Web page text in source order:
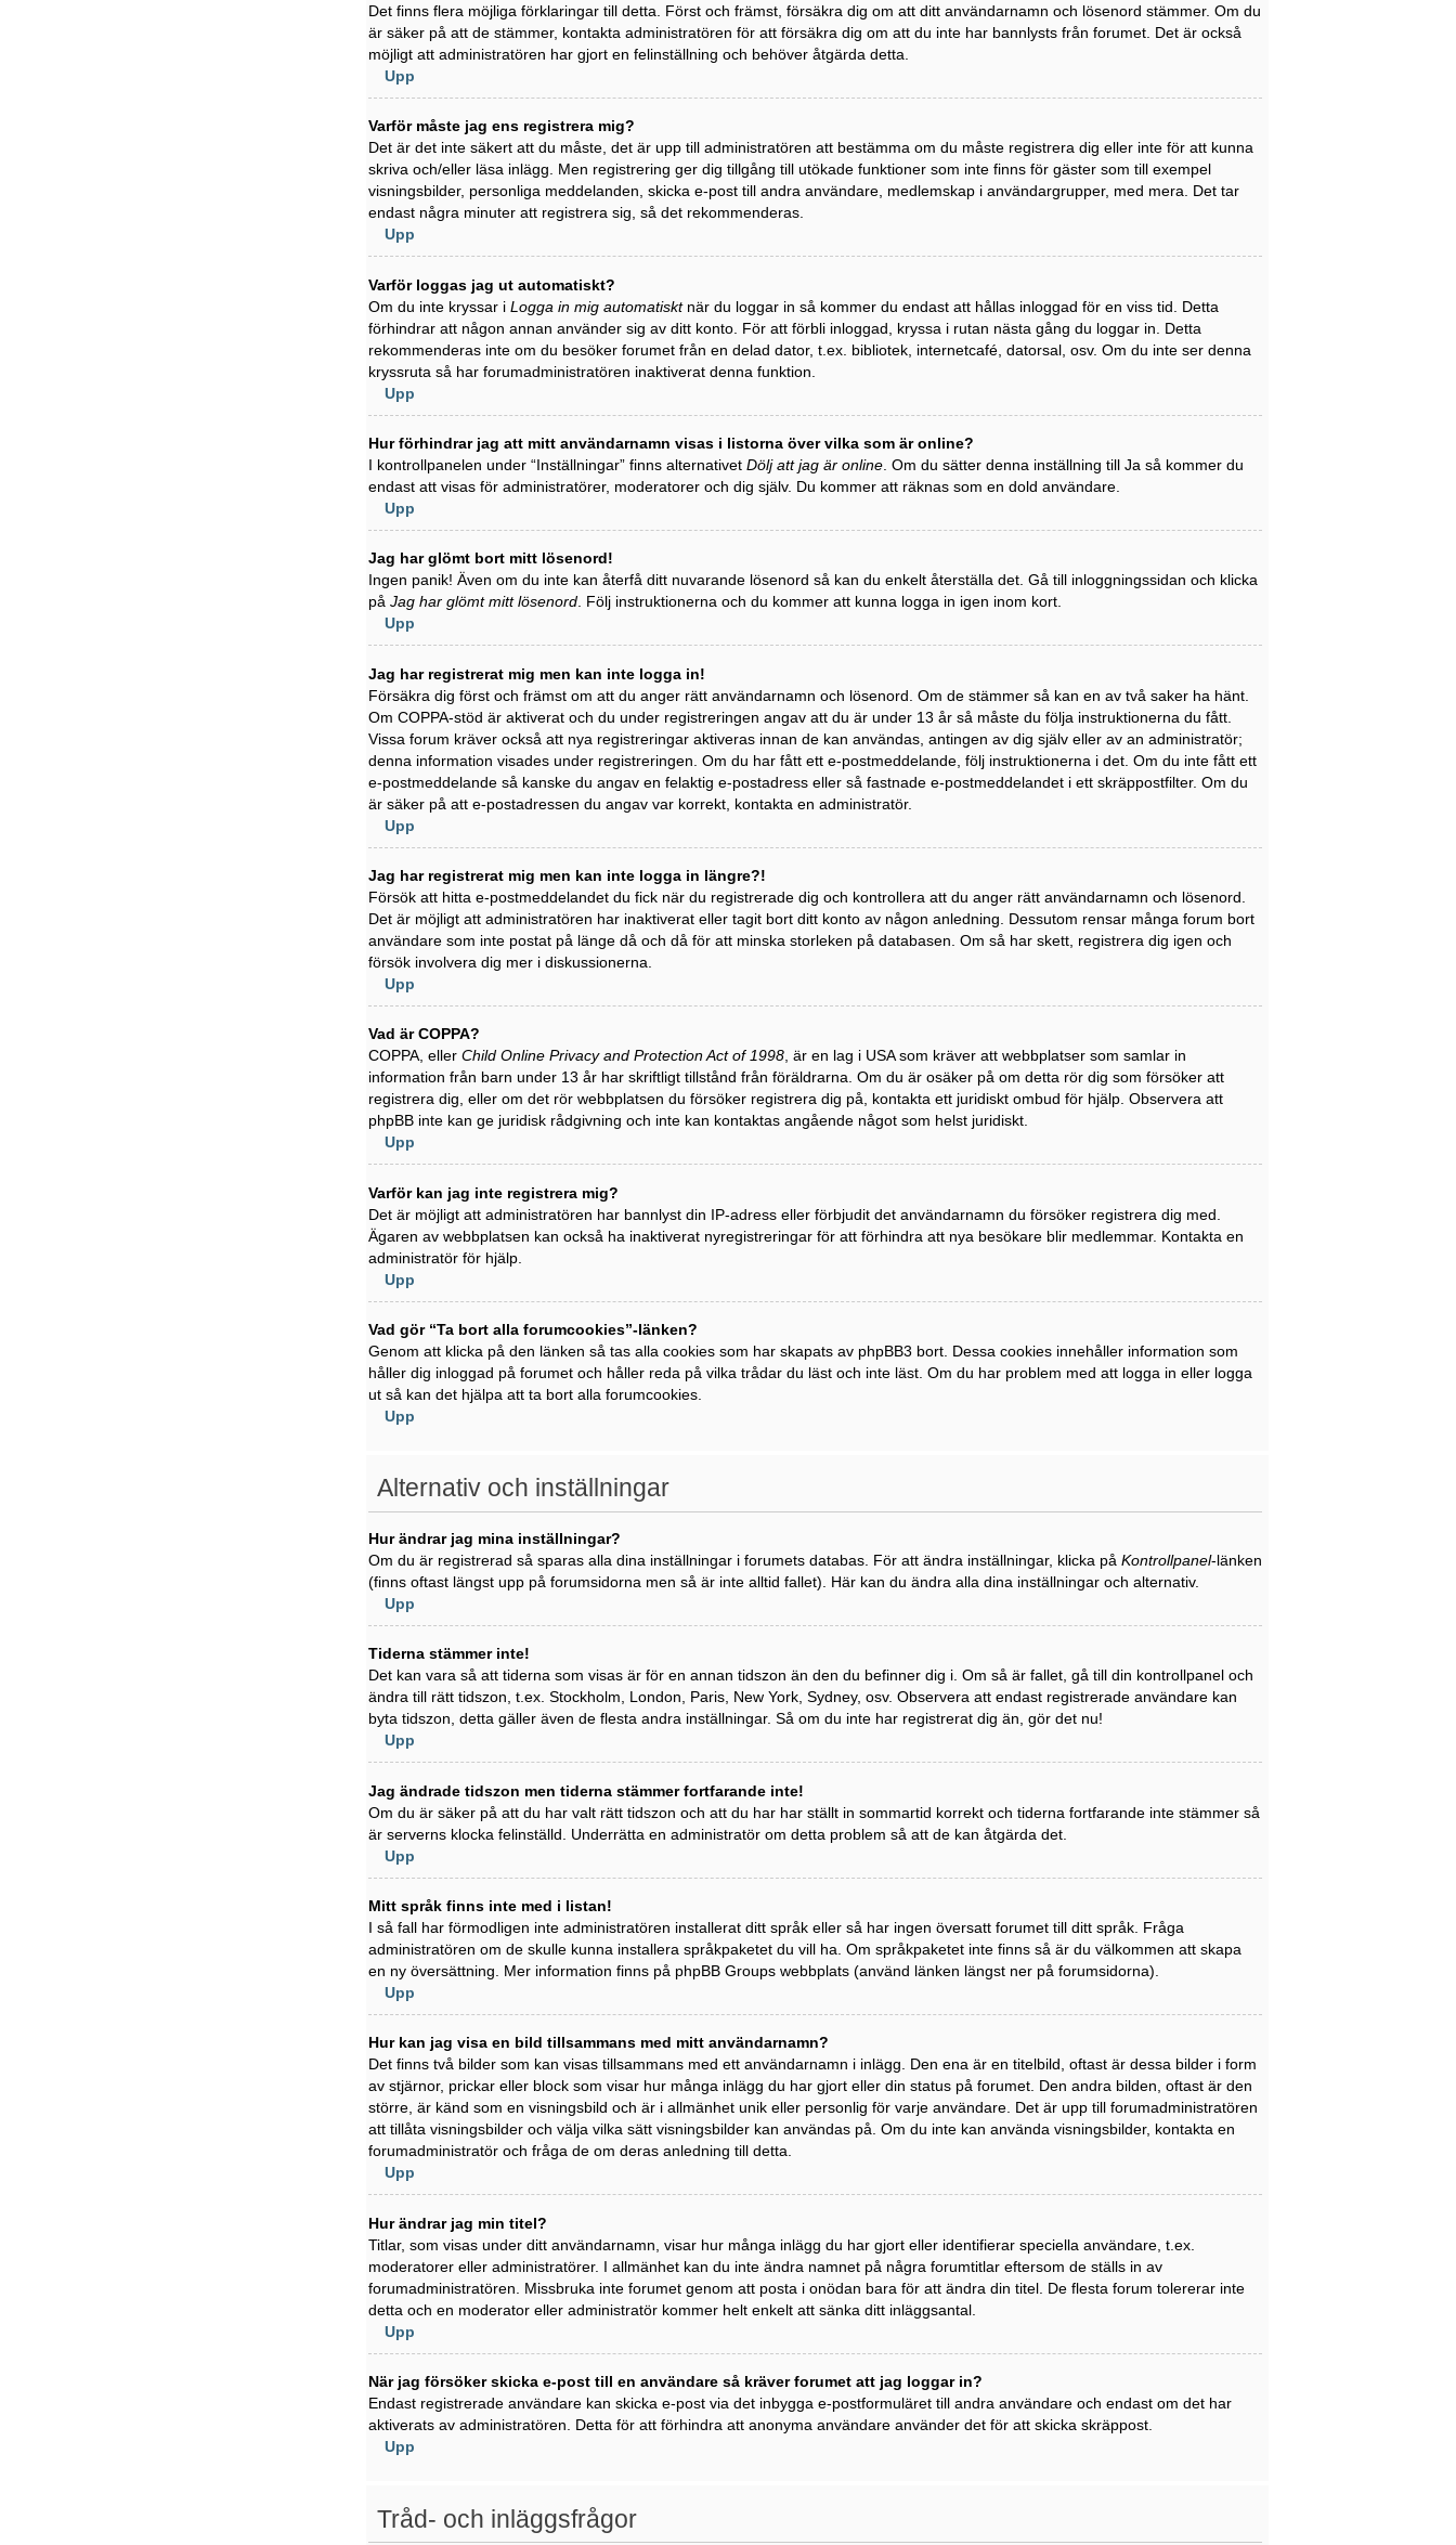
Det finns flera möjliga förklaringar till detta. Först och främst, försäkra dig om att ditt användarnamn och lösenord stämmer. Om du
är säker på att de stämmer, kontakta administratören för att försäkra dig om att du inte har bannlysts från forumet. Det är också
möjligt att administratören har gjort en felinställning och behöver åtgärda detta.
Upp
Varför måste jag ens registrera mig?
Det är det inte säkert att du måste, det är upp till administratören att bestämma om du måste registrera dig eller inte för att kunna
skriva och/eller läsa inlägg. Men registrering ger dig tillgång till utökade funktioner som inte finns för gäster som till exempel
visningsbilder, personliga meddelanden, skicka e-post till andra användare, medlemskap i användargrupper, med mera. Det tar
endast några minuter att registrera sig, så det rekommenderas.
Upp
Varför loggas jag ut automatiskt?
Om du inte kryssar i Logga in mig automatisktnär du loggar in så kommer du endast att hållas inloggad för en viss tid. Detta
förhindrar att någon annan använder sig av ditt konto. För att förbli inloggad, kryssa i rutan nästa gång du loggar in. Detta
rekommenderas inte om du besöker forumet från en delad dator, t.ex. bibliotek, internetcafé, datorsal, osv. Om du inte ser denna
kryssruta så har forumadministratören inaktiverat denna funktion.
Upp
Hur förhindrar jag att mitt användarnamn visas i listorna över vilka som är online?
I kontrollpanelen under “Inställningar” finns alternativet Dölj att jag är online . Om du sätter denna inställning till Ja så kommer du
endast att visas för administratörer, moderatorer och dig själv. Du kommer att räknas som en dold användare.
Upp
Jag har glömt bort mitt lösenord!
Ingen panik! Även om du inte kan återfå ditt nuvarande lösenord så kan du enkelt återställa det. Gå till inloggningssidan och klicka
på Jag har glömt mitt lösenord. Följ instruktionerna och du kommer att kunna logga in igen inom kort.
Upp
Jag har registrerat mig men kan inte logga in!
Försäkra dig först och främst om att du anger rätt användarnamn och lösenord. Om de stämmer så kan en av två saker ha hänt.
Om COPPA-stöd är aktiverat och du under registreringen angav att du är under 13 år så måste du följa instruktionerna du fått.
Vissa forum kräver också att nya registreringar aktiveras innan de kan användas, antingen av dig själv eller av an administratör;
denna information visades under registreringen. Om du har fått ett e-postmeddelande, följ instruktionerna i det. Om du inte fått ett
e-postmeddelande så kanske du angav en felaktig e-postadress eller så fastnade e-postmeddelandet i ett skräppostfilter. Om du
är säker på att e-postadressen du angav var korrekt, kontakta en administratör.
Upp
Jag har registrerat mig men kan inte logga in längre?!
Försök att hitta e-postmeddelandet du fick när du registrerade dig och kontrollera att du anger rätt användarnamn och lösenord.
Det är möjligt att administratören har inaktiverat eller tagit bort ditt konto av någon anledning. Dessutom rensar många forum bort
användare som inte postat på länge då och då för att minska storleken på databasen. Om så har skett, registrera dig igen och
försök involvera dig mer i diskussionerna.
Upp
Vad är COPPA?
COPPA, eller Child Online Privacy and Protection Act of 1998, är en lag i USA som kräver att webbplatser som samlar in
information från barn under 13 år har skriftligt tillstånd från föräldrarna. Om du är osäker på om detta rör dig som försöker att
registrera dig, eller om det rör webbplatsen du försöker registrera dig på, kontakta ett juridiskt ombud för hjälp. Observera att
phpBB inte kan ge juridisk rådgivning och inte kan kontaktas angående något som helst juridiskt.
Upp
Varför kan jag inte registrera mig?
Det är möjligt att administratören har bannlyst din IP-adress eller förbjudit det användarnamn du försöker registrera dig med.
Ägaren av webbplatsen kan också ha inaktiverat nyregistreringar för att förhindra att nya besökare blir medlemmar. Kontakta en
administratör för hjälp.
Upp
Vad gör “Ta bort alla forumcookies”-länken?
Genom att klicka på den länken så tas alla cookies som har skapats av phpBB3 bort. Dessa cookies innehåller information som
håller dig inloggad på forumet och håller reda på vilka trådar du läst och inte läst. Om du har problem med att logga in eller logga
ut så kan det hjälpa att ta bort alla forumcookies.
Upp
Alternativ och inställningar
Hur ändrar jag mina inställningar?
Om du är registrerad så sparas alla dina inställningar i forumets databas. För att ändra inställningar, klicka på Kontrollpanel-länken
(finns oftast längst upp på forumsidorna men så är inte alltid fallet). Här kan du ändra alla dina inställningar och alternativ.
Upp
Tiderna stämmer inte!
Det kan vara så att tiderna som visas är för en annan tidszon än den du befinner dig i. Om så är fallet, gå till din kontrollpanel och
ändra till rätt tidszon, t.ex. Stockholm, London, Paris, New York, Sydney, osv. Observera att endast registrerade användare kan
byta tidszon, detta gäller även de flesta andra inställningar. Så om du inte har registrerat dig än, gör det nu!
Upp
Jag ändrade tidszon men tiderna stämmer fortfarande inte!
Om du är säker på att du har valt rätt tidszon och att du har har ställt in sommartid korrekt och tiderna fortfarande inte stämmer så
är serverns klocka felinställd. Underrätta en administratör om detta problem så att de kan åtgärda det.
Upp
Mitt språk finns inte med i listan!
I så fall har förmodligen inte administratören installerat ditt språk eller så har ingen översatt forumet till ditt språk. Fråga
administratören om de skulle kunna installera språkpaketet du vill ha. Om språkpaketet inte finns så är du välkommen att skapa
en ny översättning. Mer information finns på phpBB Groups webbplats (använd länken längst ner på forumsidorna).
Upp
Hur kan jag visa en bild tillsammans med mitt användarnamn?
Det finns två bilder som kan visas tillsammans med ett användarnamn i inlägg. Den ena är en titelbild, oftast är dessa bilder i form
av stjärnor, prickar eller block som visar hur många inlägg du har gjort eller din status på forumet. Den andra bilden, oftast är den
större, är känd som en visningsbild och är i allmänhet unik eller personlig för varje användare. Det är upp till forumadministratören
att tillåta visningsbilder och välja vilka sätt visningsbilder kan användas på. Om du inte kan använda visningsbilder, kontakta en
forumadministratör och fråga de om deras anledning till detta.
Upp
Hur ändrar jag min titel?
Titlar, som visas under ditt användarnamn, visar hur många inlägg du har gjort eller identifierar speciella användare, t.ex.
moderatorer eller administratörer. I allmänhet kan du inte ändra namnet på några forumtitlar eftersom de ställs in av
forumadministratören. Missbruka inte forumet genom att posta i onödan bara för att ändra din titel. De flesta forum tolererar inte
detta och en moderator eller administratör kommer helt enkelt att sänka ditt inläggsantal.
Upp
När jag försöker skicka e-post till en användare så kräver forumet att jag loggar in?
Endast registrerade användare kan skicka e-post via det inbygga e-postformuläret till andra användare och endast om det har
aktiverats av administratören. Detta för att förhindra att anonyma användare använder det för att skicka skräppost.
Upp
Tråd- och inläggsfrågor